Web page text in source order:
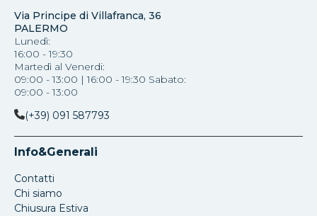
Via Principe di Villafranca, 36
PALERMO
Lunedì:
16:00 - 19:30
Martedì al Venerdi:
09:00 - 13:00 | 16:00 - 19:30 Sabato:
09:00 - 13:00
(+39) 091 587793
Info&Generali
Contatti
Chi siamo
Chiusura Estiva